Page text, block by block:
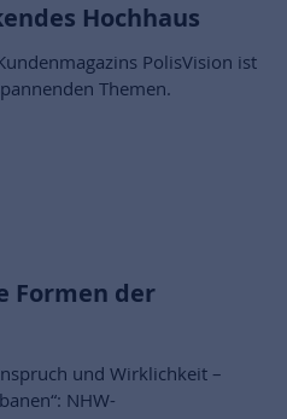
Hochhaus
PolisVision ist
Themen.
Formen der
und Wirklichkeit –
NHW-